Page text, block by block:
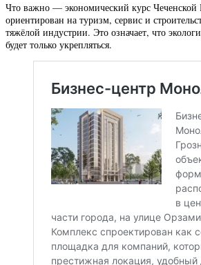
Что важно — экономический курс Чеченской
ориентирован на туризм, сервис и
тяжёлой индустрии. Это означает, что
будет только укрепляться.